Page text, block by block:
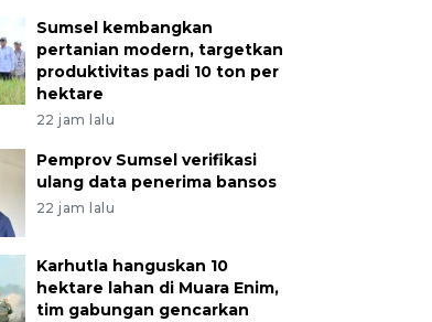
Sumsel kembangkan
pertanian modern, targetkan
produktivitas padi 10 ton per
hektare
22 jam lalu
Pemprov Sumsel verifikasi
ulang data penerima bansos
22 jam lalu
Karhutla hanguskan 10
hektare lahan di Muara Enim,
tim gabungan gencarkan